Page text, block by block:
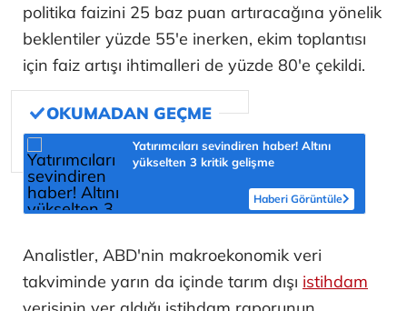
politika faizini 25 baz puan artıracağına yönelik
beklentiler yüzde 55'e inerken, ekim toplantısı
için faiz artışı ihtimalleri de yüzde 80'e çekildi.
Yatırımcıları sevindiren haber! Altını
yükselten 3 kritik gelişme
Haberi Görüntüle
Analistler, ABD'nin makroekonomik veri
takviminde yarın da içinde tarım dışı istihdam